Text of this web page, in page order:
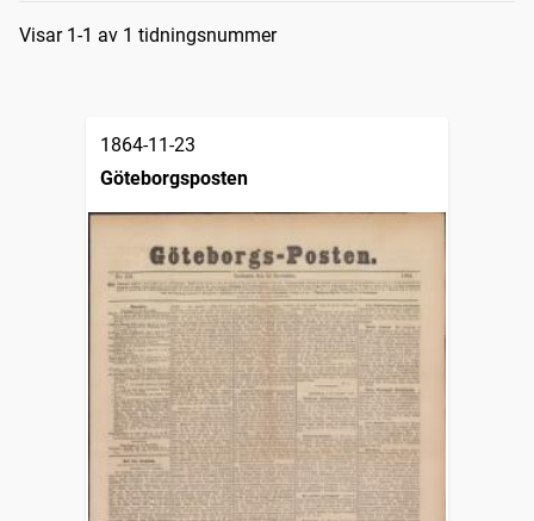
Sökresultat
Visar 1-1 av 1 tidningsnummer
1864-11-23
Göteborgsposten